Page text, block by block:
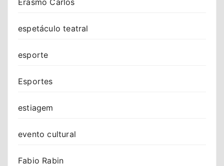
espetáculo teatral
esporte
Esportes
estiagem
evento cultural
Fabio Rabin